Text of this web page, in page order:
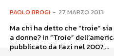
PAOLO BROGI - 27 MARZO 2013
Ma chi ha detto che “troie”
a donne? In “Troie”
pubblicato da Fazi nel 2007,...